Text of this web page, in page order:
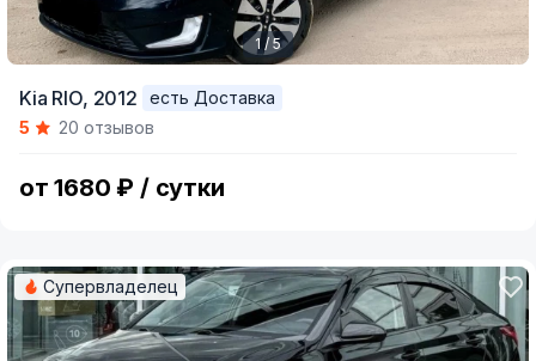
of
1 / 5
Kia RIO, 2012
есть Доставка
5
20 отзывов
от 1680 ₽ / сутки
Супервладелец